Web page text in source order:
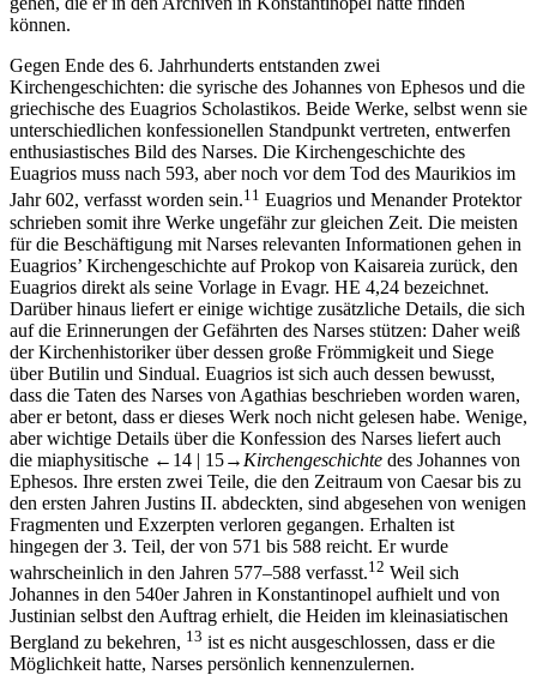
können.
Gegen Ende des 6. Jahrhunderts entstanden zwei
Kirchengeschichten: die syrische des Johannes von Ephesos und die
griechische des Euagrios Scholastikos. Beide Werke, selbst wenn sie
unterschiedlichen konfessionellen Standpunkt vertreten, entwerfen
enthusiastisches Bild des Narses. Die Kirchengeschichte des
Euagrios muss nach 593, aber noch vor dem Tod des Maurikios im
Jahr 602, verfasst worden sein.11 Euagrios und Menander Protektor
schrieben somit ihre Werke ungefähr zur gleichen Zeit. Die meisten
für die Beschäftigung mit Narses relevanten Informationen gehen in
Euagrios’ Kirchengeschichte auf Prokop von Kaisareia zurück, den
Euagrios direkt als seine Vorlage in Evagr. HE 4,24 bezeichnet.
Darüber hinaus liefert er einige wichtige zusätzliche Details, die sich
auf die Erinnerungen der Gefährten des Narses stützen: Daher weiß
der Kirchenhistoriker über dessen große Frömmigkeit und Siege
über Butilin und Sindual. Euagrios ist sich auch dessen bewusst,
dass die Taten des Narses von Agathias beschrieben worden waren,
aber er betont, dass er dieses Werk noch nicht gelesen habe. Wenige,
aber wichtige Details über die Konfession des Narses liefert auch
die miaphysitische ←14 | 15→ Kirchengeschichte des Johannes von
Ephesos. Ihre ersten zwei Teile, die den Zeitraum von Caesar bis zu
den ersten Jahren Justins II. abdeckten, sind abgesehen von wenigen
Fragmenten und Exzerpten verloren gegangen. Erhalten ist
hingegen der 3. Teil, der von 571 bis 588 reicht. Er wurde
wahrscheinlich in den Jahren 577–588 verfasst.12 Weil sich
Johannes in den 540er Jahren in Konstantinopel aufhielt und von
Justinian selbst den Auftrag erhielt, die Heiden im kleinasiatischen
Bergland zu bekehren, 13 ist es nicht ausgeschlossen, dass er die
Möglichkeit hatte, Narses persönlich kennenzulernen.